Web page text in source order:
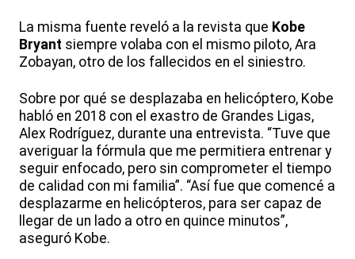
La misma fuente reveló a la revista que Kobe
Bryant siempre volaba con el mismo piloto, Ara
Zobayan, otro de los fallecidos en el siniestro.
Sobre por qué se desplazaba en helicóptero, Kobe
habló en 2018 con el exastro de Grandes Ligas,
Alex Rodríguez, durante una entrevista. “Tuve que
averiguar la fórmula que me permitiera entrenar y
seguir enfocado, pero sin comprometer el tiempo
de calidad con mi familia”. “Así fue que comencé a
desplazarme en helicópteros, para ser capaz de
llegar de un lado a otro en quince minutos”,
aseguró Kobe.